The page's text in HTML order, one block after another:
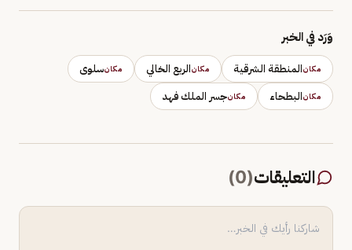
وَرَد في الخبر
مكانالمنطقة الشرقية مكانالربع الخالي مكانسلوى
مكانالبطحاء مكانجسر الملك فهد
التعليقات(
0
)